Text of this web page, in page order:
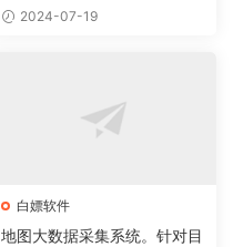
2024-07-19
白嫖软件
地图大数据采集系统。针对目